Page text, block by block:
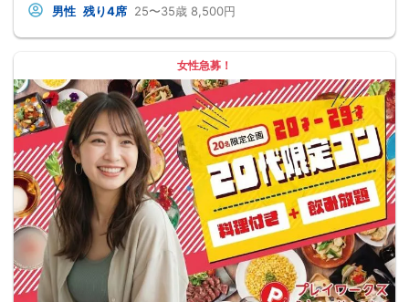
男性 残り4席 25〜35歳 8,500円
女性急募！